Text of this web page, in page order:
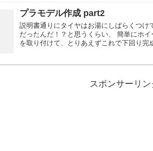
プラモデル作成 part2
説明書通りにタイヤはお湯にしばらくつ
だったんだ！？と思うくらい、 簡単にホ
を取り付けて、とりあえずこれで下回り完
スポンサーリン